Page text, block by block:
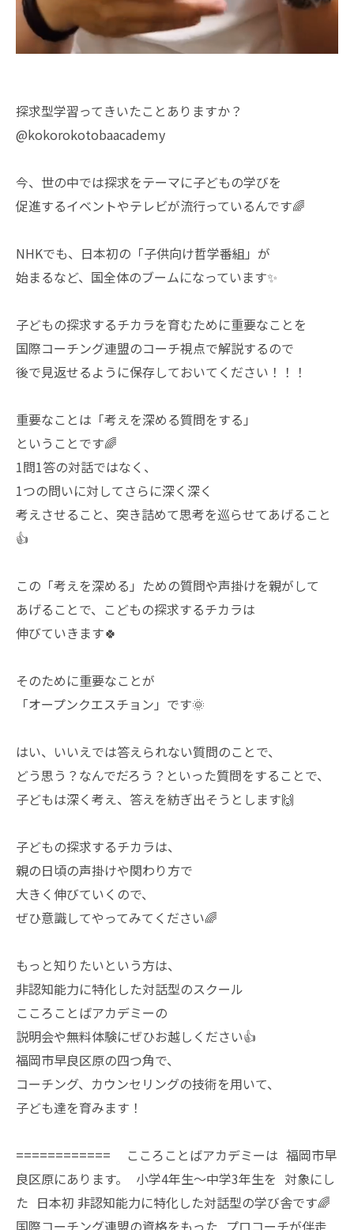
探求型学習ってきいたことありますか？
@kokorokotobaacademy
今、世の中では探求をテーマに子どもの学びを
促進するイベントやテレビが流行っているんです🌈
NHKでも、日本初の「子供向け哲学番組」が
始まるなど、国全体のブームになっています✨
子どもの探求するチカラを育むために重要なことを
国際コーチング連盟のコーチ視点で解説するので
後で見返せるように保存しておいてください！！！
重要なことは「考えを深める質問をする」
ということです🌈
1問1答の対話ではなく、
1つの問いに対してさらに深く深く
考えさせること、突き詰めて思考を巡らせてあげること
👍
この「考えを深める」ための質問や声掛けを親がして
あげることで、こどもの探求するチカラは
伸びていきます🍀
そのために重要なことが
「オープンクエスチョン」です🌞
はい、いいえでは答えられない質問のことで、
どう思う？なんでだろう？といった質問をすることで、
子どもは深く考え、答えを紡ぎ出そうとします🙌
子どもの探求するチカラは、
親の日頃の声掛けや関わり方で
大きく伸びていくので、
ぜひ意識してやってみてください🌈
もっと知りたいという方は、
非認知能力に特化した対話型のスクール
こころことばアカデミーの
説明会や無料体験にぜひお越しください👍
福岡市早良区原の四つ角で、
コーチング、カウンセリングの技術を用いて、
子ども達を育みます！
============ こころことばアカデミーは 福岡市早
良区原にあります。 小学4年生〜中学3年生を 対象にし
た 日本初 非認知能力に特化した対話型の学び舎です🌈